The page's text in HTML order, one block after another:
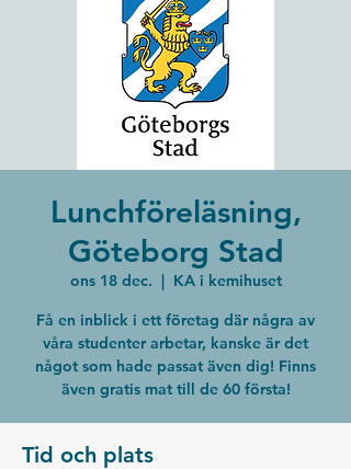
Lunchföreläsning,
Göteborg Stad
ons 18 dec.
  |
KA i kemihuset
Få en inblick i ett företag där några av
våra studenter arbetar, kanske är det
något som hade passat även dig! Finns
även gratis mat till de 60 första!
Tid och plats